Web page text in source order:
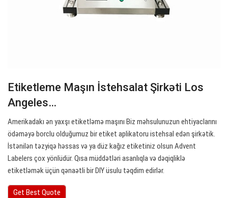
Etiketleme Maşın İstehsalat Şirkəti Los
Angeles…
Amerikadakı ən yaxşı etiketləmə maşını Biz məhsulunuzun ehtiyaclarını
ödəməyə borclu olduğumuz bir etiket aplikatoru istehsal edən şirkətik.
İstənilən təzyiqə həssas və ya düz kağız etiketiniz olsun Advent
Labelers çox yönlüdür. Qısa müddətləri asanlıqla və dəqiqliklə
etiketləmək üçün qənaətli bir DIY üsulu təqdim edirlər.
Get Best Quote